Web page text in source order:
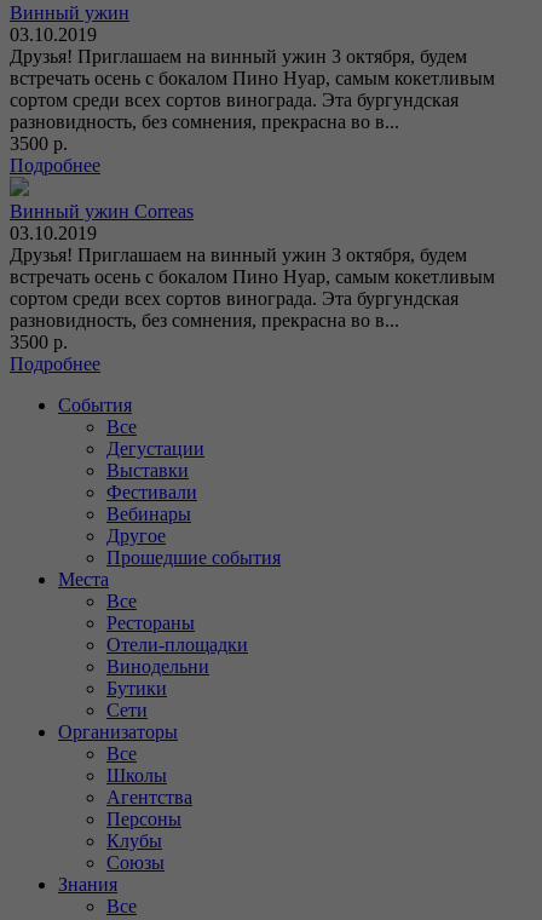
Винный ужин
03.10.2019
Друзья! Приглашаем на винный ужин 3 октября, будем
встречать осень с бокалом Пино Нуар, самым кокетливым
сортом среди всех сортов винограда. Эта бургундская
разновидность, без сомнения, прекрасна во в...
3500 р.
Подробнее
Винный ужин Correas
03.10.2019
Друзья! Приглашаем на винный ужин 3 октября, будем
встречать осень с бокалом Пино Нуар, самым кокетливым
сортом среди всех сортов винограда. Эта бургундская
разновидность, без сомнения, прекрасна во в...
3500 р.
Подробнее
События
Все
Дегустации
Выставки
Фестивали
Вебинары
Другое
Прошедшие события
Места
Все
Рестораны
Отели-площадки
Винодельни
Бутики
Сети
Организаторы
Все
Школы
Агентства
Персоны
Клубы
Союзы
Знания
Все